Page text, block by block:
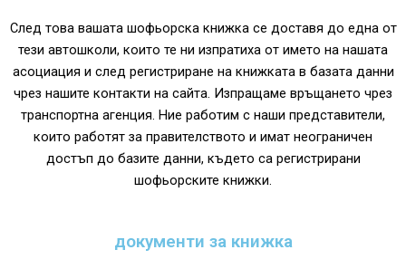
След това вашата шофьорска книжка се доставя до една от
тези автошколи, които те ни изпратиха от името на нашата
асоциация и след регистриране на книжката в базата данни
чрез нашите контакти на сайта. Изпращаме връщането чрез
транспортна агенция. Ние работим с наши представители,
които работят за правителството и имат неограничен
достъп до базите данни, където са регистрирани
шофьорските книжки.
документи за книжка